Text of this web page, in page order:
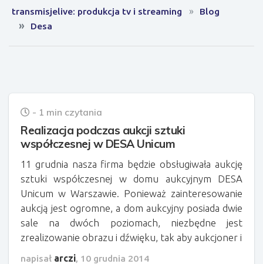
transmisjelive: produkcja tv i streaming
Blog
Desa
- 1 min czytania
Realizacja podczas aukcji sztuki
współczesnej w DESA Unicum
11 grudnia nasza firma będzie obsługiwała aukcję
sztuki współczesnej w domu aukcyjnym DESA
Unicum w Warszawie. Ponieważ zainteresowanie
aukcją jest ogromne, a dom aukcyjny posiada dwie
sale na dwóch poziomach, niezbędne jest
zrealizowanie obrazu i dźwięku, tak aby aukcjoner i
napisał arczi, 10 grudnia 2014